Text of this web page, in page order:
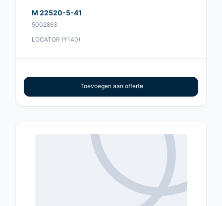
M 22520-5-41
5002863
LOCATOR (Y140)
Toevoegen aan offerte